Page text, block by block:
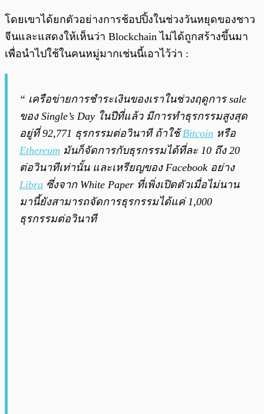
โดยเขาได้ยกตัวอย่างการช้อปปิ้งในช่วงวันหยุดของชาว
จีนและแสดงให้เห็นว่า Blockchain ไม่ได้ถูกสร้างขึ้นมา
เพื่อนำไปใช้ในคนหมู่มากเช่นนี้เอาไว้ว่า :
“ เครือข่ายการชำระเงินของเราในช่วงฤดูการ sale
ของ Single’s Day ในปีที่แล้ว มีการทำธุรกรรมสูงสุด
อยู่ที่ 92,771 ธุรกรรมต่อวินาที ถ้าใช้Bitcoin หรือ
Ethereum มันก็จัดการกับธุรกรรมได้ที่ละ 10 ถึง 20
ต่อวินาทีเท่านั้น และเหรียญของ Facebook อย่าง
Libra ซึ่งจาก White Paper ที่เพิ่งเปิดตัวเมื่อไม่นาน
มานี้ยังสามารถจัดการธุรกรรมได้แค่ 1,000
ธุรกรรมต่อวินาที